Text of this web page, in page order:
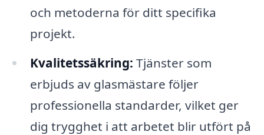
och metoderna för ditt specifika
projekt.
Kvalitetssäkring: Tjänster som
erbjuds av glasmästare följer
professionella standarder, vilket ger
dig trygghet i att arbetet blir utfört på